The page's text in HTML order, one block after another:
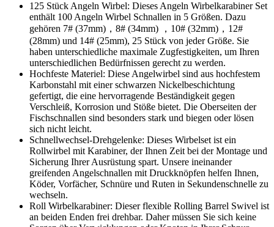
125 Stück Angeln Wirbel: Dieses Angeln Wirbelkarabiner Set
enthält 100 Angeln Wirbel Schnallen in 5 Größen. Dazu
gehören 7# (37mm)，8# (34mm) ，10# (32mm)，12#
(28mm) und 14# (25mm), 25 Stück von jeder Größe. Sie
haben unterschiedliche maximale Zugfestigkeiten, um Ihren
unterschiedlichen Bedürfnissen gerecht zu werden.
Hochfeste Materiel: Diese Angelwirbel sind aus hochfestem
Karbonstahl mit einer schwarzen Nickelbeschichtung
gefertigt, die eine hervorragende Beständigkeit gegen
Verschleiß, Korrosion und Stöße bietet. Die Oberseiten der
Fischschnallen sind besonders stark und biegen oder lösen
sich nicht leicht.
Schnellwechsel-Drehgelenke: Dieses Wirbelset ist ein
Rollwirbel mit Karabiner, der Ihnen Zeit bei der Montage und
Sicherung Ihrer Ausrüstung spart. Unsere ineinander
greifenden Angelschnallen mit Druckknöpfen helfen Ihnen,
Köder, Vorfächer, Schnüre und Ruten in Sekundenschnelle zu
wechseln.
Roll Wirbelkarabiner: Dieser flexible Rolling Barrel Swivel ist
an beiden Enden frei drehbar. Daher müssen Sie sich keine